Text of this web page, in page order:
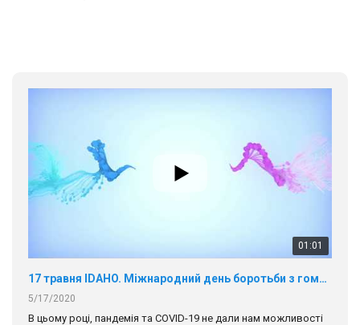
01:01
17 травня IDAHO. Міжнародний день боротьби з гомофобією трансфобією і біфобія.
5/17/2020
В цьому році, пандемія та COVІD-19 не дали нам можливості